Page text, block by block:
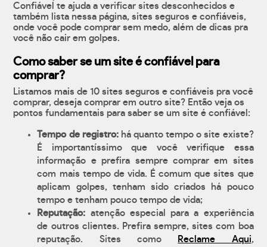
Confiável te ajuda a verificar sites desconhecidos e
também lista nessa página, sites seguros e confiáveis,
onde você pode comprar sem medo, além de dicas pra
você não cair em golpes.
Como saber se um site é confiável para
comprar?
Listamos mais de 10 sites seguros e confiáveis pra você
comprar, deseja comprar em outro site? Então veja os
pontos fundamentais para saber se um site é confiável:
Tempo de registro:há quanto tempo o site existe?
É importantíssimo que você verifique essa
informação e prefira sempre comprar em sites
com mais tempo de vida. É comum que sites que
aplicam golpes, tenham sido criados há pouco
tempo e tenham pouco tempo de vida;
Reputação: atenção especial para a experiência
de outros clientes. Prefira sempre, sites com boa
reputação. Sites como
Reclame Aqui,